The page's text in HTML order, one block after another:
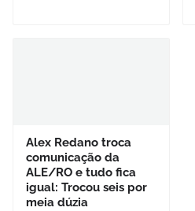
Alex Redano troca
comunicação da
ALE/RO e tudo fica
igual: Trocou seis por
meia dúzia